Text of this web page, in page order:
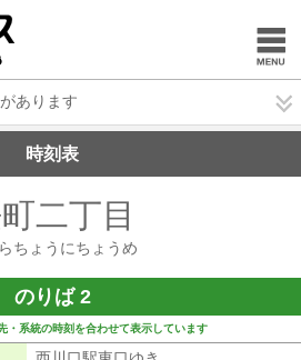
あります
時刻表
二丁目
ちょうにちょうめ
のりば 2
・系統の時刻を合わせて表示しています